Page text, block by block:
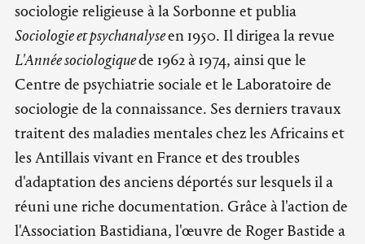
sociologie religieuse à la Sorbonne et publia
Sociologie et psychanalyseen 1950. Il dirigea la revue
L'Année sociologiquede 1962 à 1974, ainsi que le
Centre de psychiatrie sociale et le Laboratoire de
sociologie de la connaissance. Ses derniers travaux
traitent des maladies mentales chez les Africains et
les Antillais vivant en France et des troubles
d'adaptation des anciens déportés sur lesquels il a
réuni une riche documentation. Grâce à l'action de
l'Association Bastidiana, l'œuvre de Roger Bastide a